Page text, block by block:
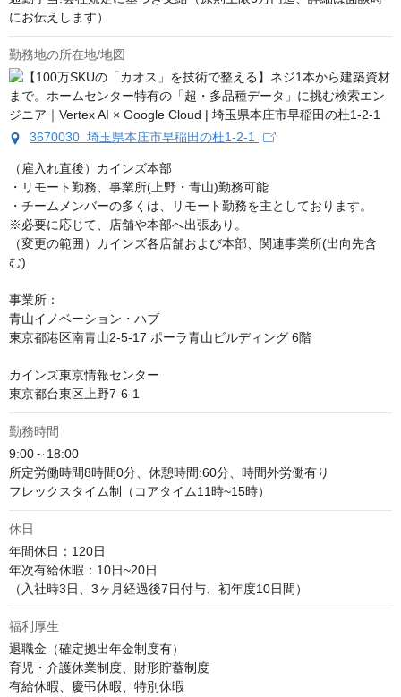
にお伝えします）
勤務地の所在地/地図
3670030 埼玉県本庄市早稲田の杜1-2-1
（雇入れ直後）カインズ本部
・リモート勤務、事業所(上野・青山)勤務可能
・チームメンバーの多くは、リモート勤務を主としております。
※必要に応じて、店舗や本部へ出張あり。
（変更の範囲）カインズ各店舗および本部、関連事業所(出向先含
む)
事業所：
青山イノベーション・ハブ
東京都港区南青山2-5-17 ポーラ青山ビルディング 6階
カインズ東京情報センター
東京都台東区上野7-6-1
勤務時間
9:00～18:00
所定労働時間8時間0分、休憩時間:60分、時間外労働有り
フレックスタイム制（コアタイム11時~15時）
休日
年間休日：120日
年次有給休暇：10日~20日
（入社時3日、3ヶ月経過後7日付与、初年度10日間）
福利厚生
退職金（確定拠出年金制度有）
育児・介護休業制度、財形貯蓄制度
有給休暇、慶弔休暇、特別休暇